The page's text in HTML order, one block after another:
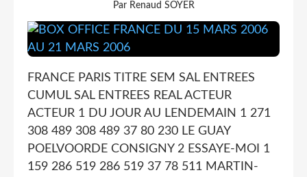
Par Renaud SOYER
FRANCE PARIS TITRE SEM SAL ENTREES
CUMUL SAL ENTREES REAL ACTEUR
ACTEUR 1 DU JOUR AU LENDEMAIN 1 271
308 489 308 489 37 80 230 LE GUAY
POELVOORDE CONSIGNY 2 ESSAYE-MOI 1
159 286 519 286 519 37 78 511 MARTIN-